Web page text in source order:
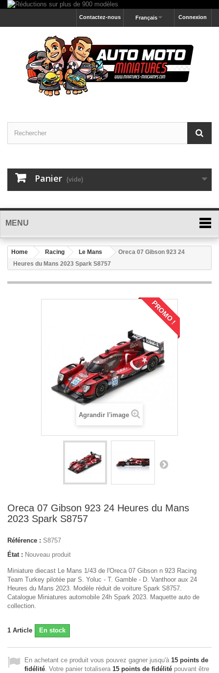
Connexion
Français
Contactez-nous
Panier (vide)
MENU
Home Racing Le Mans
Oreca 07 Gibson 923 24
Heures du Mans 2023 Spark S8757
PROMO !
Agrandir l'image
Oreca 07 Gibson 923 24 Heures du Mans
2023 Spark S8757
Référence : S8757
État : Nouveau produit
Miniature diecast Le Mans 1/43 de l'Oreca 07 Gibson n 923 Racing
Team Turkey pilotée par S. Yoluc - T. Gamble - D. Vanthoor aux 24
Heures du Mans 2023. Modèle réduit de voiture Spark S8757.
Catalogue Miniatures automobile 24h Spark 2023. Maquette auto de
collection.
1 Article En stock
En achetant ce produit vous pouvez gagner jusqu'à 15 points de
fidélité. Votre panier totalisera 15 points de fidélité pouvant être